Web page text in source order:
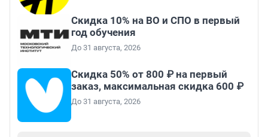
Скидка 10% на ВО и СПО в первый
год обучения
До 31 августа, 2026
Скидка 50% от 800 ₽ на первый
заказ, максимальная скидка 600 ₽
До 31 августа, 2026